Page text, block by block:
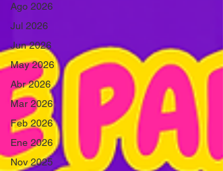
Ago 2026
Jul 2026
Jun 2026
May 2026
Abr 2026
Mar 2026
Feb 2026
Ene 2026
Nov 2025